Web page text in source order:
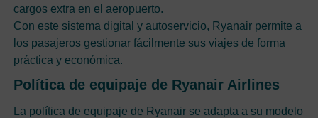
cargos extra en el aeropuerto.
Con este sistema digital y autoservicio, Ryanair permite a
los pasajeros gestionar fácilmente sus viajes de forma
práctica y económica.
Política de equipaje de Ryanair Airlines
La política de equipaje de Ryanair se adapta a su modelo